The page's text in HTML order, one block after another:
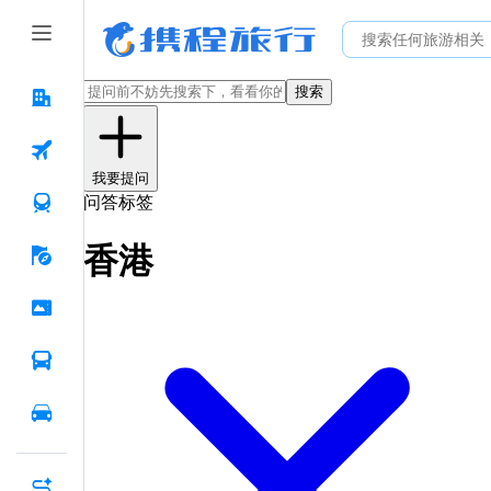
搜索
我要提问
问答标签
香港